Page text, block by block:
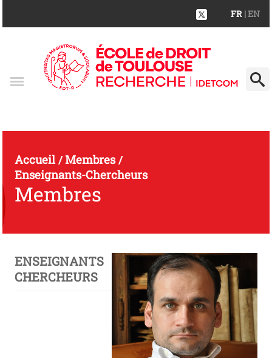
FR | EN
Accueil/Membres/
Enseignants-Chercheurs
Membres
ENSEIGNANTS
CHERCHEURS